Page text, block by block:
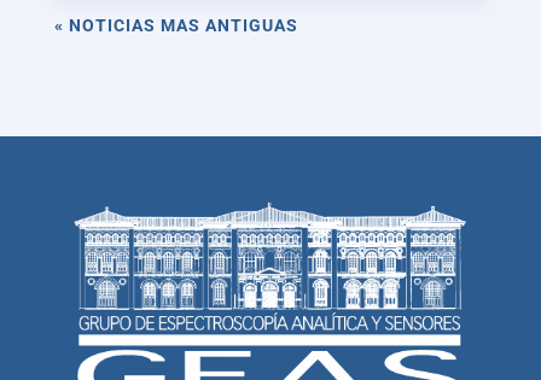
« NOTICIAS MAS ANTIGUAS